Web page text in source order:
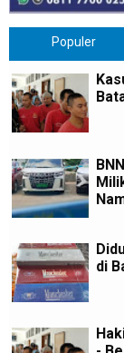
Populer
di